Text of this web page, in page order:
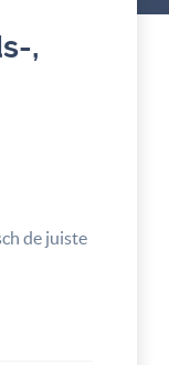
,
de juiste